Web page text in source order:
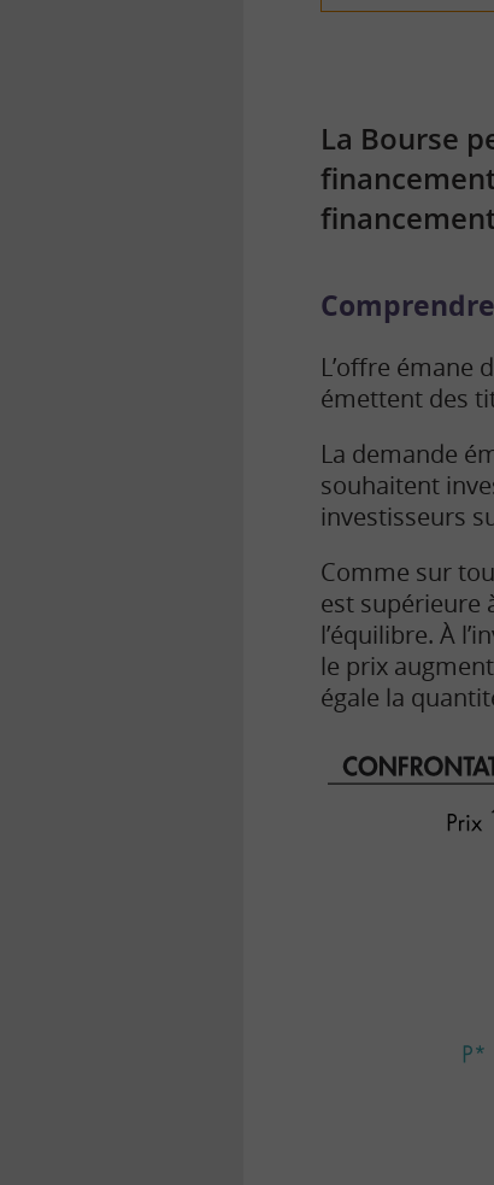
La Bourse
L’offre émane
émettent des
La demande
souhaitent
investisseurs
Comme sur
est supérieure
l’équilibre. À
le prix
égale la